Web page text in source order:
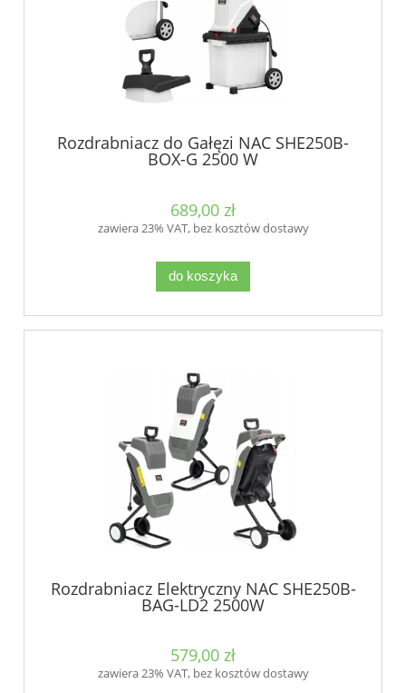
Rozdrabniacz do Gałęzi NAC SHE250B-
BOX-G 2500 W
689,00 zł
zawiera 23% VAT, bez kosztów dostawy
do koszyka
Rozdrabniacz Elektryczny NAC SHE250B-
BAG-LD2 2500W
579,00 zł
zawiera 23% VAT, bez kosztów dostawy